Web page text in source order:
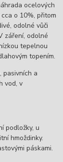
ocelových
o 10%, přitom
odolné vůči
záření, odolné
tepelnou
topením.
pasivních a
vod, v
podložky, u
hmoždinky.
páskami.